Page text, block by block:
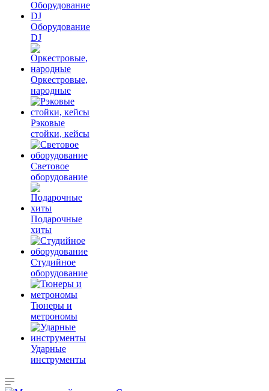
Оборудование
DJ
Оркестровые,
народные
Рэковые
стойки, кейсы
Световое
оборудование
Подарочные
хиты
Студийное
оборудование
Тюнеры и
метрономы
Ударные
инструменты